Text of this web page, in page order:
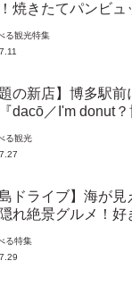
焼きたてパンビュ
Beach Cafe』（
る観光特集
題の新店】博多駅
dacō／I'm donut
み方＆イチオシメ
る観光
島ドライブ】海が
れ絶景グルメ！好
堂』（福岡市西区
る特集